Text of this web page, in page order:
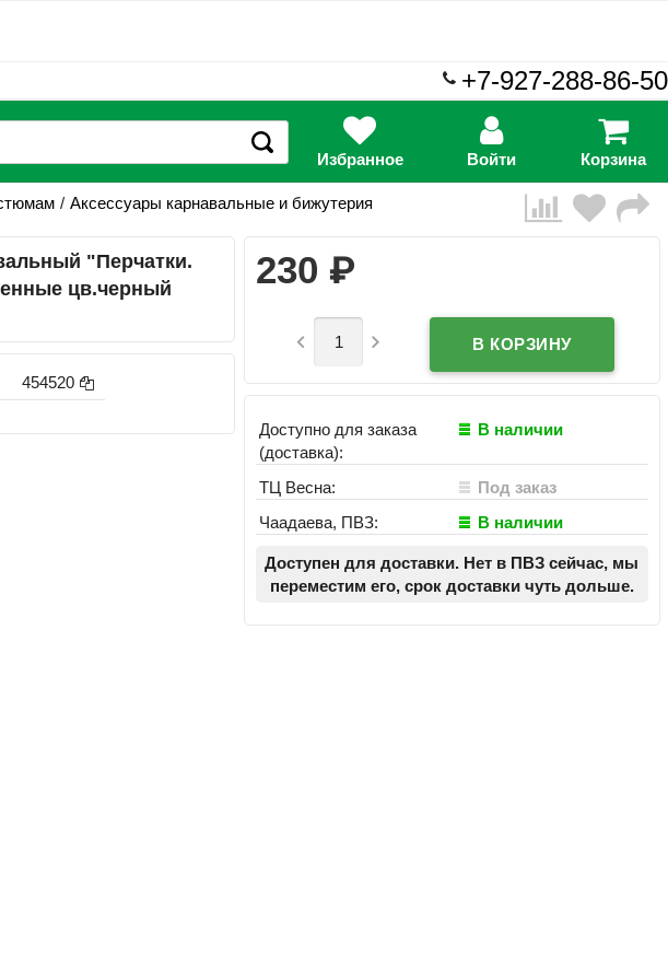
+7-927-288-86-50
Избранное Войти Корзина
Аксессуары карнавальные и бижутерия
"Перчатки.
цв.черный
454520
230 ₽
 
Доступно для заказа
(доставка):
В наличии
ТЦ Весна:
Под заказ
Чаадаева, ПВЗ:
В наличии
Доступен для доставки. Нет в ПВЗ сейчас, мы
переместим его, срок доставки чуть дольше.